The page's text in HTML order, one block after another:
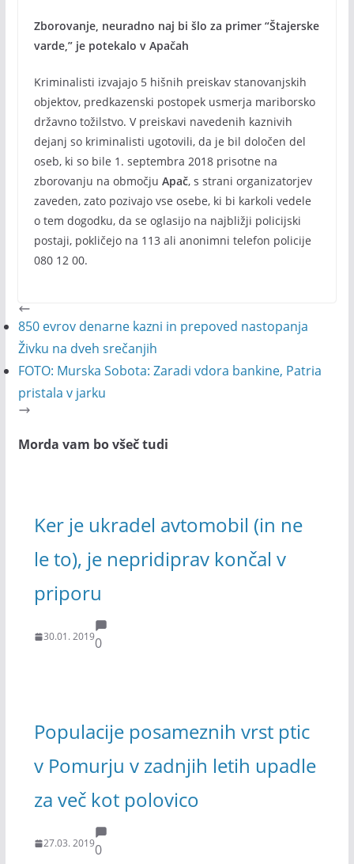
Zborovanje, neuradno naj bi šlo za primer “Štajerske
varde,” je potekalo v Apačah
Kriminalisti izvajajo 5 hišnih preiskav stanovanjskih
objektov, predkazenski postopek usmerja mariborsko
državno tožilstvo. V preiskavi navedenih kaznivih
dejanj so kriminalisti ugotovili, da je bil določen del
oseb, ki so bile 1. septembra 2018 prisotne na
zborovanju na območju Apač, s strani organizatorjev
zaveden, zato pozivajo vse osebe, ki bi karkoli vedele
o tem dogodku, da se oglasijo na najbližji policijski
postaji, pokličejo na 113 ali anonimni telefon policije
080 12 00.
850 evrov denarne kazni in prepoved nastopanja
Živku na dveh srečanjih
FOTO: Murska Sobota: Zaradi vdora bankine, Patria
pristala v jarku
Morda vam bo všeč tudi
Ker je ukradel avtomobil (in ne
le to), je nepridiprav končal v
priporu
30.01. 20190
Populacije posameznih vrst ptic
v Pomurju v zadnjih letih upadle
za več kot polovico
27.03. 20190